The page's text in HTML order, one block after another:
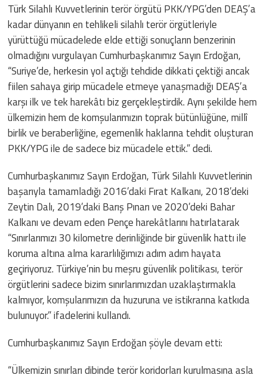
Türk Silahlı Kuvvetlerinin terör örgütü PKK/YPG’den DEAŞ’a
kadar dünyanın en tehlikeli silahlı terör örgütleriyle
yürüttüğü mücadelede elde ettiği sonuçların benzerinin
olmadığını vurgulayan Cumhurbaşkanımız Sayın Erdoğan,
“Suriye’de, herkesin yol açtığı tehdide dikkati çektiği ancak
fiilen sahaya girip mücadele etmeye yanaşmadığı DEAŞ’a
karşı ilk ve tek harekâtı biz gerçekleştirdik. Aynı şekilde hem
ülkemizin hem de komşularımızın toprak bütünlüğüne, millî
birlik ve beraberliğine, egemenlik haklarına tehdit oluşturan
PKK/YPG ile de sadece biz mücadele ettik.” dedi.
Cumhurbaşkanımız Sayın Erdoğan, Türk Silahlı Kuvvetlerinin
başarıyla tamamladığı 2016’daki Fırat Kalkanı, 2018’deki
Zeytin Dalı, 2019’daki Barış Pınarı ve 2020’deki Bahar
Kalkanı ve devam eden Pençe harekâtlarını hatırlatarak
“Sınırlarımızı 30 kilometre derinliğinde bir güvenlik hattı ile
koruma altına alma kararlılığımızı adım adım hayata
geçiriyoruz. Türkiye’nin bu meşru güvenlik politikası, terör
örgütlerini sadece bizim sınırlarımızdan uzaklaştırmakla
kalmıyor, komşularımızın da huzuruna ve istikrarına katkıda
bulunuyor.” ifadelerini kullandı.
Cumhurbaşkanımız Sayın Erdoğan şöyle devam etti:
“Ülkemizin sınırları dibinde terör koridorları kurulmasına asla